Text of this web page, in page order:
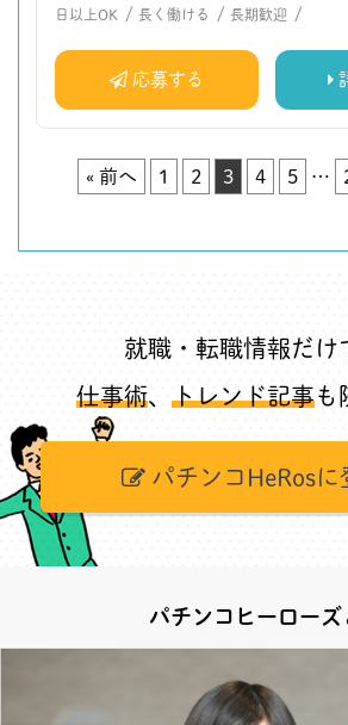
日以上OK / 長く働ける / 長期歓迎 /
応募する
« 前へ 1 2 3 4 5 …
就職・転職情報だけ
仕事術、 トレンド記事も
パチンコHeRosに
パチンコヒーローズ